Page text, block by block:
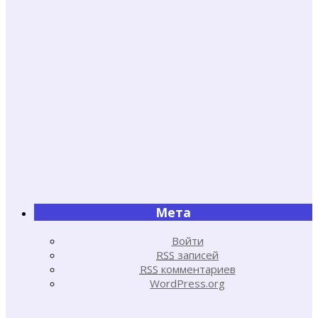
Мета
Войти
RSS записей
RSS комментариев
WordPress.org